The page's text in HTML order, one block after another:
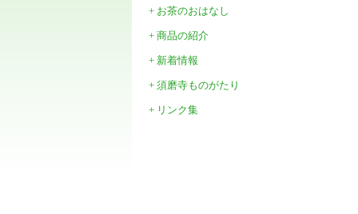
+ お茶のおはなし
+ 商品の紹介
+ 新着情報
+ 須磨寺ものがたり
+ リンク集